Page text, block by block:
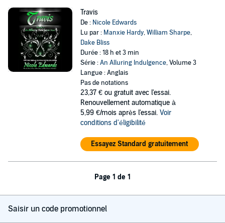
Travis
De : Nicole Edwards
Lu par : Manxie Hardy,William Sharpe,
Dake Bliss
Durée : 18 h et 3 min
Série :An Alluring Indulgence, Volume 3
Langue : Anglais
Pas de notations
23,37 € ou gratuit avec l'essai.
Renouvellement automatique à
5,99 €/mois après l'essai. Voir
conditions d'éligibilité
Essayez Standard gratuitement
Page 1 de 1
Saisir un code promotionnel